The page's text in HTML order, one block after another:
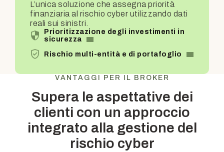
L’unica soluzione che assegna priorità
finanziaria al rischio cyber utilizzando dati
reali sui sinistri.
Prioritizzazione degli investimenti in
sicurezza
Rischio multi-entità e di portafoglio
VANTAGGI PER IL BROKER
Supera le aspettative dei
clienti con un approccio
integrato alla gestione del
rischio cyber